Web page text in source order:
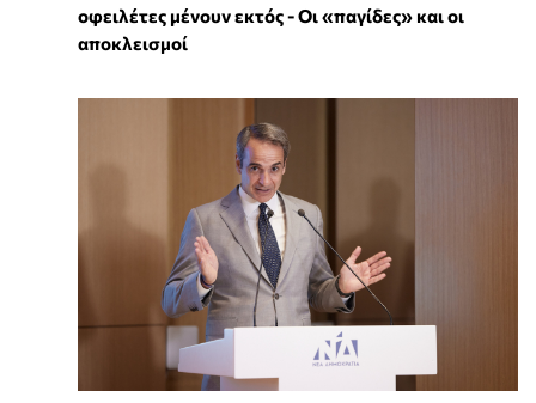
οφειλέτες μένουν εκτός - Οι «παγίδες» και οι
αποκλεισμοί